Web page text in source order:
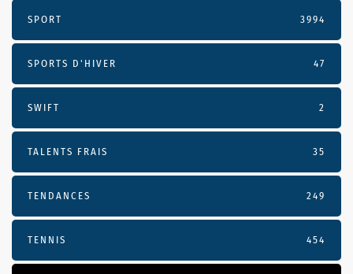
SPORT 3994
SPORTS D'HIVER 47
SWIFT 2
TALENTS FRAIS 35
TENDANCES 249
TENNIS 454